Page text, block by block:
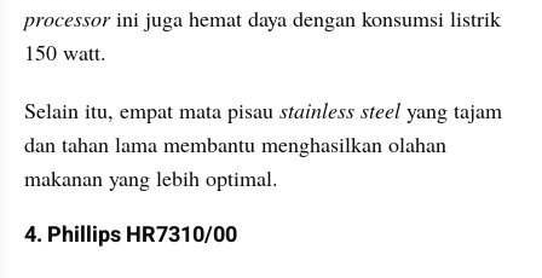
processor ini juga hemat daya dengan konsumsi listrik
150 watt.
Selain itu, empat mata pisau stainless steel yang tajam
dan tahan lama membantu menghasilkan olahan
makanan yang lebih optimal.
4. Phillips HR7310/00